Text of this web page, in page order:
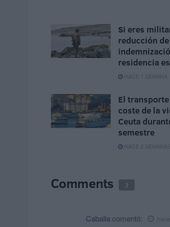
Si eres
reducción
residencia
HACE 1 SEMANA
El
coste de la
Ceuta
semestre
HACE 2 SEMANAS
Comments 3
Caballa comentó: